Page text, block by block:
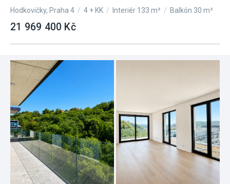
Hodkovičky, Praha 4 / 4 + KK / Interiér 133 m² / Balkón 30 m²
21 969 400 Kč